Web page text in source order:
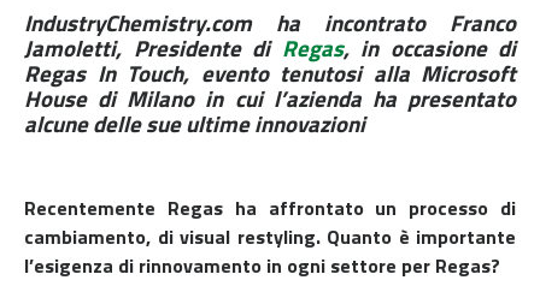
IndustryChemistry.com ha incontrato Franco
Jamoletti, Presidente di Regas, in occasione di
Regas In Touch, evento tenutosi alla Microsoft
House di Milano in cui l’azienda ha presentato
alcune delle sue ultime innovazioni
Recentemente Regas ha affrontato un processo di
cambiamento, di visual restyling. Quanto è importante
l’esigenza di rinnovamento in ogni settore per Regas?